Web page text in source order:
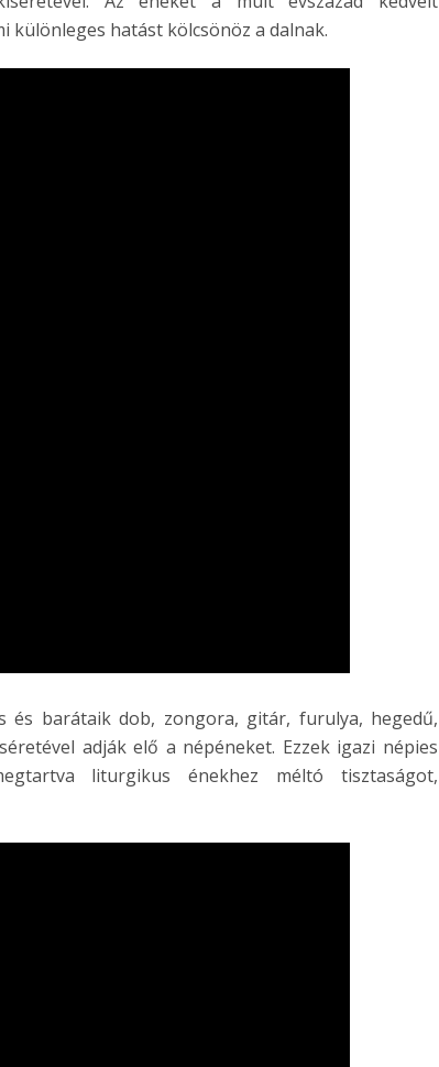
különleges hatást kölcsönöz a dalnak.
és barátaik dob, zongora, gitár, furulya, hegedű,
adják elő a népéneket. Ezzek igazi népies
liturgikus énekhez méltó tisztaságot,